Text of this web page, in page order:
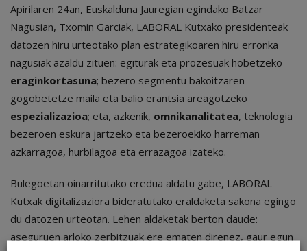
Apirilaren 24an, Euskalduna Jauregian egindako Batzar
Nagusian, Txomin Garciak, LABORAL Kutxako presidenteak
datozen hiru urteotako plan estrategikoaren hiru erronka
nagusiak azaldu zituen: egiturak eta prozesuak hobetzeko
eraginkortasuna; bezero segmentu bakoitzaren
gogobetetze maila eta balio erantsia areagotzeko
espezializazioa; eta, azkenik, omnikanalitatea, teknologia
bezeroen eskura jartzeko eta bezeroekiko harreman
azkarragoa, hurbilagoa eta errazagoa izateko.
Bulegoetan oinarritutako eredua aldatu gabe, LABORAL
Kutxak digitalizaziora bideratutako eraldaketa sakona egingo
du datozen urteotan. Lehen aldaketak berton daude:
aseguruen arloko zerbitzuak ere ematen direnez, gaur egun